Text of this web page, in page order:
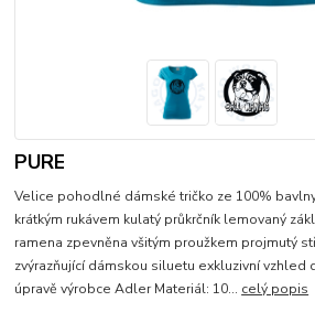
PURE
Velice pohodlné dámské tričko ze 100%
krátkým rukávem kulatý průkrčník lemovaný
ramena zpevněna všitým proužkem projmutý
zvýrazňující dámskou siluetu exkluzivní vzhled
úpravě výrobce Adler Materiál: 10... celý popis